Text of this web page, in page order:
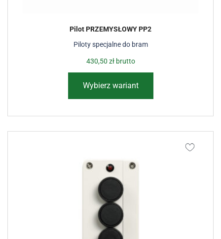
Piloty specjalne do bram
Pilot PRZEMYSŁOWY PP2
430,50 złbrutto
Wybierz wariant